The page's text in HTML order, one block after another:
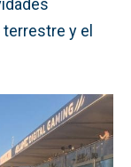
terrestre y el